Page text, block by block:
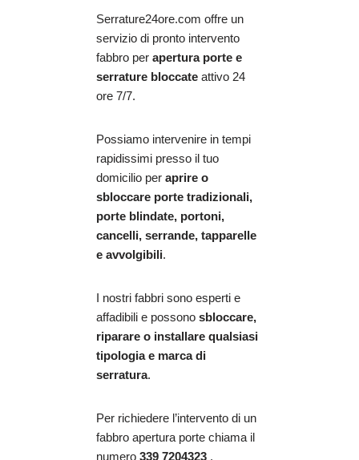
Serrature24ore.com offre un
servizio di pronto intervento
fabbro per apertura porte e
serrature bloccate attivo 24
ore 7/7.
Possiamo intervenire in tempi
rapidissimi presso il tuo
domicilio per aprire o
sbloccare porte tradizionali,
porte blindate, portoni,
cancelli, serrande, tapparelle
e avvolgibili.
I nostri fabbri sono esperti e
affadibili e possono sbloccare,
riparare o installare qualsiasi
tipologia e marca di
serratura.
Per richiedere l’intervento di un
fabbro apertura porte chiama il
numero 339 7204323 .